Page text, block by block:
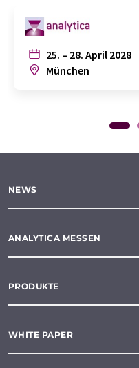
25. – 28. April 2028
München
NEWS
ANALYTICA MESSEN
PRODUKTE
WHITE PAPER